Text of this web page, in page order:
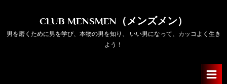
content
CLUB MENSMEN（メンズメン）
男を磨くために男を学び、本物の男を知り、 いい男になって、カッコよく生き
よう！